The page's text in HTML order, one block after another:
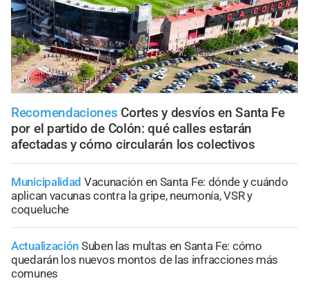
Recomendaciones Cortes y desvíos en Santa Fe
por el partido de Colón: qué calles estarán
afectadas y cómo circularán los colectivos
Municipalidad Vacunación en Santa Fe: dónde y cuándo
aplican vacunas contra la gripe, neumonía, VSR y
coqueluche
Actualización Suben las multas en Santa Fe: cómo
quedarán los nuevos montos de las infracciones más
comunes